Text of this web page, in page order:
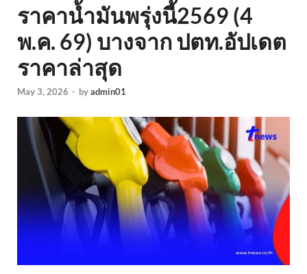
ราคาน้ำมันพรุ่งนี้2569 (4
พ.ค. 69) บางจาก ปตท.อัปเดต
ราคาล่าสุด
May 3, 2026 - byadmin01